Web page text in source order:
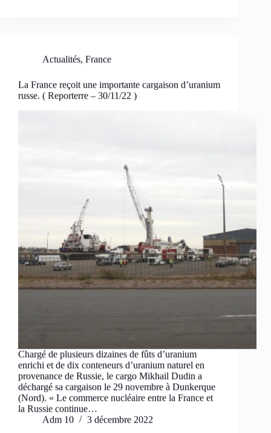
Actualités, France
La France reçoit une importante cargaison d’uranium
russe. ( Reporterre – 30/11/22 )
Chargé de plusieurs dizaines de fûts d’uranium
enrichi et de dix conteneurs d’uranium naturel en
provenance de Russie, le cargo Mikhail Dudin a
déchargé sa cargaison le 29 novembre à Dunkerque
(Nord). « Le commerce nucléaire entre la France et
la Russie continue…
Adm 10
3 décembre 2022